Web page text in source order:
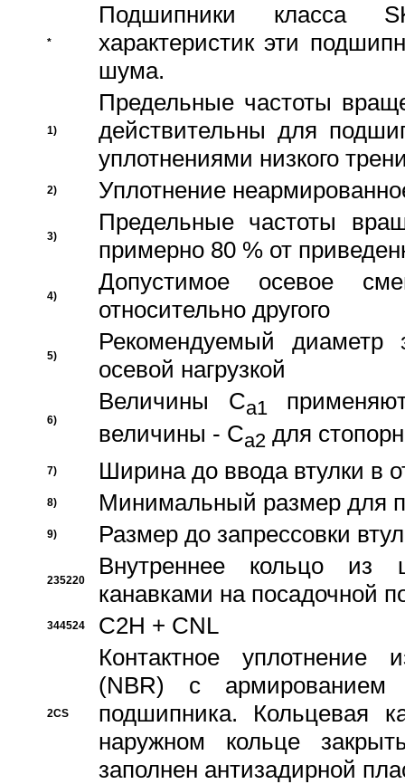
*
Подшипники класса
характеристик эти
шума.
1)
Предельные частоты
действительны для
уплотнениями низкого
2) Уплотнение
3)
Предельные частоты
примерно 80 % от
4)
Допустимое осевое
относительно другого
5)
Рекомендуемый диаметр
осевой нагрузкой
6)
Величины Ca1
величины - Ca2 для
7) Ширина до ввода втулки в
8) Минимальный размер для
9) Размер до запрессовки
235220
Внутреннее кольцо из
канавками на посадочной
344524 C2H + CNL
2CS
Контактное уплотнение
(NBR) с
подшипника. Кольцевая
наружном кольце
заполнен антизадирной